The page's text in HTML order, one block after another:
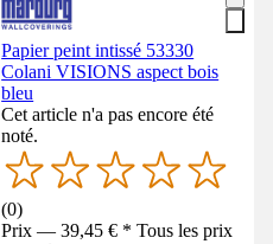
Papier peint intissé 53330
Colani VISIONS aspect bois
bleu
Cet article n'a pas encore été
noté.
(0)
Prix — 39,45 € * Tous les prix